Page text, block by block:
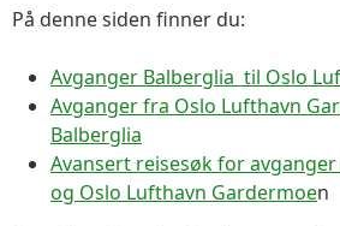
På denne siden finner du:
Avganger Balberglia til Oslo
Avganger fra Oslo Lufthavn
Balberglia
Avansert reisesøk for
og Oslo Lufthavn Gardermoen